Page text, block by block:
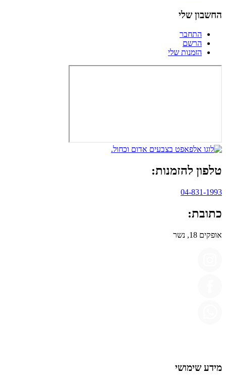
החשבון שלי
התחבר
הרשם
הזמנות שלי
טלפון להזמנות:
04-831-1993
כתובת:
אופקים 18, נשר
מידע שימושי